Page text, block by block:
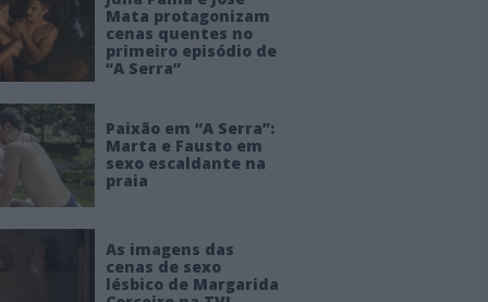
Mata protagonizam
cenas quentes no
primeiro episódio de
“A Serra”
Paixão em “A Serra”:
Marta e Fausto em
sexo escaldante na
praia
As imagens das
cenas de sexo
lésbico de Margarida